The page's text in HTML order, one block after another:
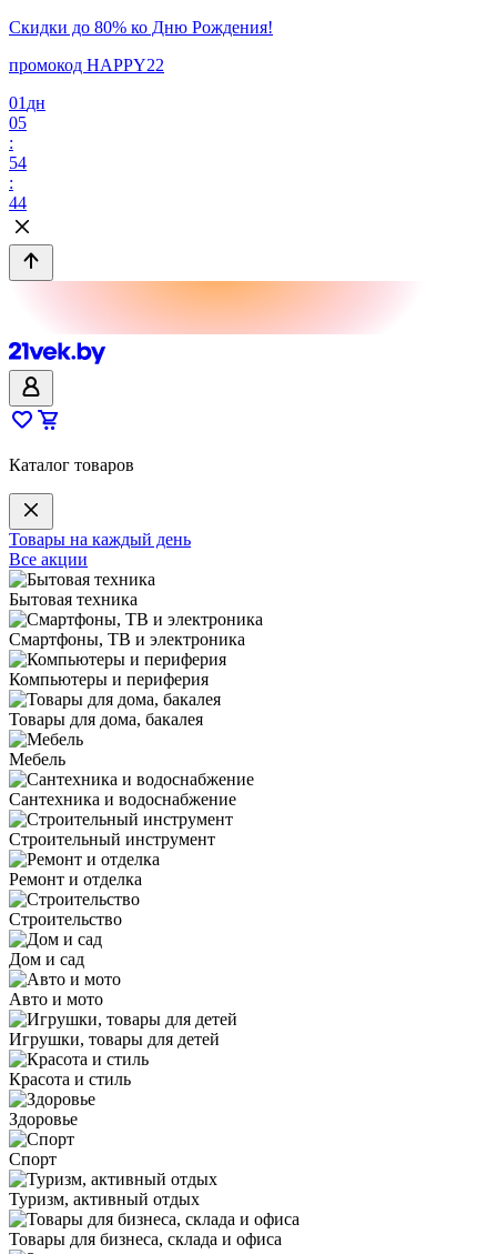
Скидки до 80% ко Дню Рождения!
промокод HAPPY22
01 дн
05
:
54
:
44
Каталог товаров
Товары на каждый день
Все акции
Бытовая техника
Смартфоны, ТВ и электроника
Компьютеры и периферия
Товары для дома, бакалея
Мебель
Сантехника и водоснабжение
Строительный инструмент
Ремонт и отделка
Строительство
Дом и сад
Авто и мото
Игрушки, товары для детей
Красота и стиль
Здоровье
Спорт
Туризм, активный отдых
Товары для бизнеса, склада и офиса